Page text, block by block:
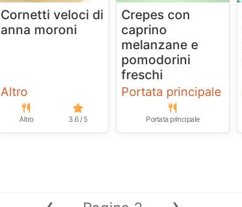
Cornetti veloci di
anna moroni
Altro
Altro 3.6 / 5
Crepes con
caprino
melanzane e
pomodorini
freschi
Portata principale
Portata principale